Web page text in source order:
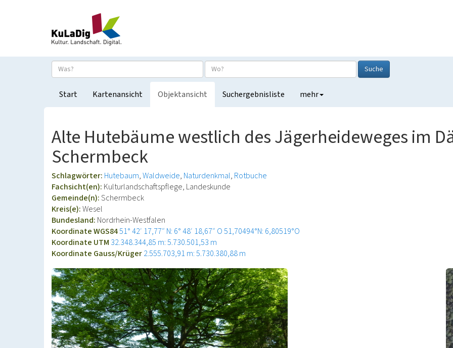
Suche
Start Kartenansicht Objektansicht Suchergebnisliste mehr
Alte Hutebäume westlich des Jägerheideweges im
Schermbeck
Schlagwörter: Hutebaum Waldweide Naturdenkmal Rotbuche
Fachsicht(en): Kulturlandschaftspflege, Landeskunde
Gemeinde(n):Schermbeck
Kreis(e):Wesel
Bundesland: Nordrhein-Westfalen
Koordinate WGS8451° 42′ 17,77″ N: 6° 48′ 18,67″ O51,70494°N: 6,80519°O
Koordinate UTM 32.348.344,85 m: 5.730.501,53 m
Koordinate Gauss/Krüger2.555.703,91 m: 5.730.380,88 m